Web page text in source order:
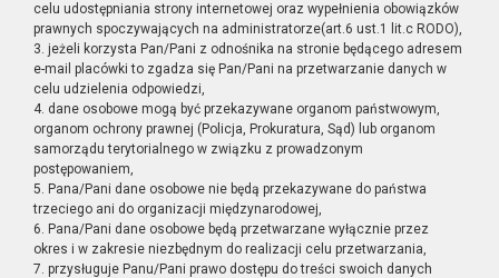
celu udostępniania strony internetowej oraz wypełnienia obowiązków
prawnych spoczywających na administratorze(art.6 ust.1 lit.c RODO),
3. jeżeli korzysta Pan/Pani z odnośnika na stronie będącego adresem
e-mail placówki to zgadza się Pan/Pani na przetwarzanie danych w
celu udzielenia odpowiedzi,
4. dane osobowe mogą być przekazywane organom państwowym,
organom ochrony prawnej (Policja, Prokuratura, Sąd) lub organom
samorządu terytorialnego w związku z prowadzonym
postępowaniem,
5. Pana/Pani dane osobowe nie będą przekazywane do państwa
trzeciego ani do organizacji międzynarodowej,
6. Pana/Pani dane osobowe będą przetwarzane wyłącznie przez
okres i w zakresie niezbędnym do realizacji celu przetwarzania,
7. przysługuje Panu/Pani prawo dostępu do treści swoich danych